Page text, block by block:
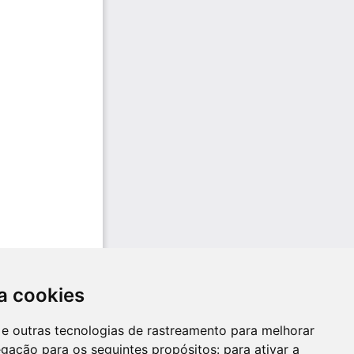
cookies
outras tecnologias de rastreamento para melhorar
para os seguintes propósitos: para ativar a